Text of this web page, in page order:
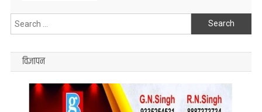
Search
for:
विज्ञापन